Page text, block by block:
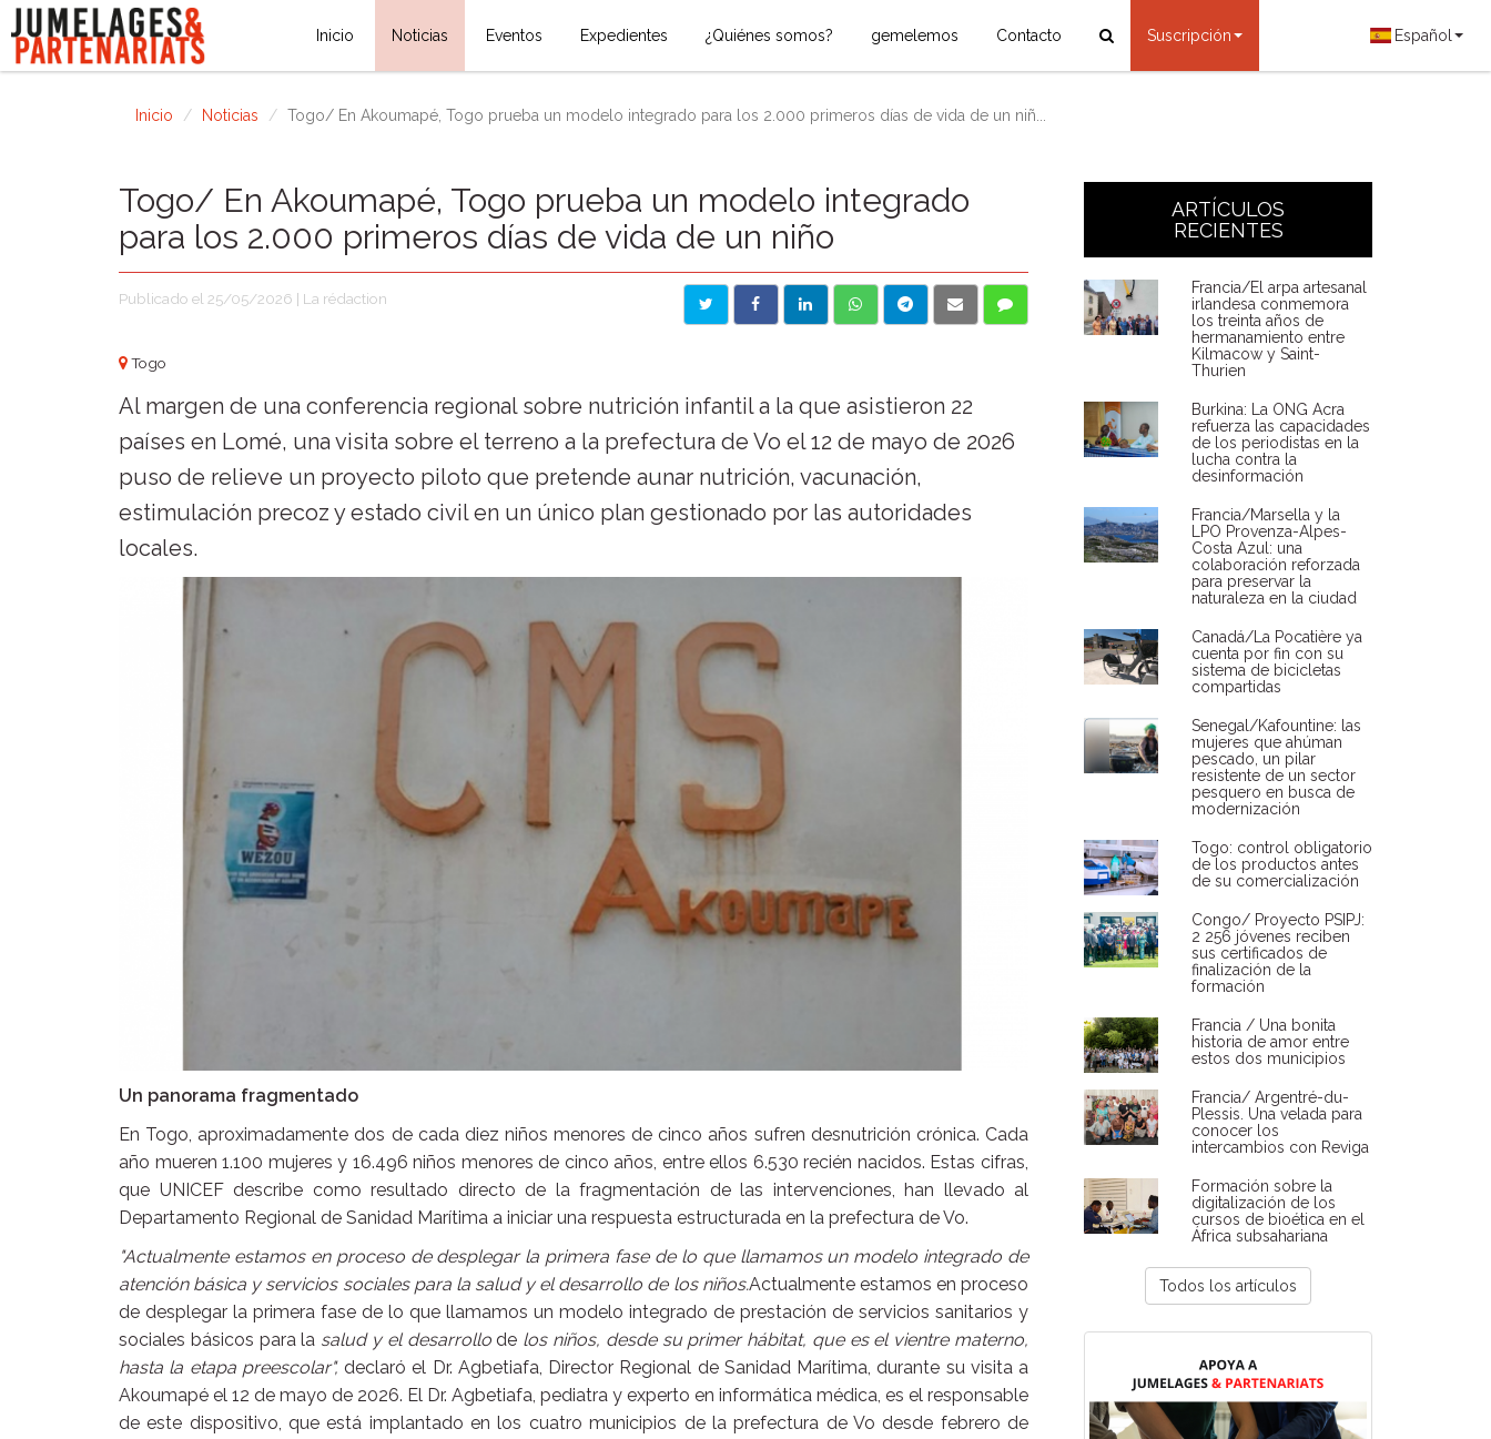
Inicio Noticias Eventos Expedientes ¿Quiénes somos? gemelemos Contacto Suscripción Español
Inicio Noticias Togo/ En Akoumapé, Togo prueba un modelo integrado para los 2.000 primeros días de vida de un niñ...
Togo/ En Akoumapé, Togo prueba un modelo integrado
para los 2.000 primeros días de vida de un niño
Publicado el 25/05/2026 | La rédaction
Togo
Al margen de una conferencia regional sobre nutrición infantil a la que asistieron 22
países en Lomé, una visita sobre el terreno a la prefectura de Vo el 12 de mayo de 2026
puso de relieve un proyecto piloto que pretende aunar nutrición, vacunación,
estimulación precoz y estado civil en un único plan gestionado por las autoridades
locales.
Un panorama fragmentado
En Togo, aproximadamente dos de cada diez niños menores de cinco años sufren desnutrición crónica. Cada
año mueren 1.100 mujeres y 16.496 niños menores de cinco años, entre ellos 6.530 recién nacidos. Estas cifras,
que UNICEF describe como resultado directo de la fragmentación de las intervenciones, han llevado al
Departamento Regional de Sanidad Marítima a iniciar una respuesta estructurada en la prefectura de Vo.
"Actualmente estamos en proceso de desplegar la primera fase de lo que llamamos un modelo integrado de
atención básica y servicios sociales para la salud y el desarrollo de los niños.Actualmente estamos en proceso
de desplegar la primera fase de lo que llamamos un modelo integrado de prestación de servicios sanitarios y
sociales básicos para la salud y el desarrollode los niños, desde su primer hábitat, que es el vientre materno,
hasta la etapa preescolar",declaró el Dr. Agbetiafa, Director Regional de Sanidad Marítima, durante su visita a
Akoumapé el 12 de mayo de 2026. El Dr. Agbetiafa, pediatra y experto en informática médica, es el responsable
de este dispositivo, que está implantado en los cuatro municipios de la prefectura de Vo desde febrero de
ARTÍCULOS
RECIENTES
Francia/El arpa artesanal
irlandesa conmemora
los treinta años de
hermanamiento entre
Kilmacow y Saint-
Thurien
Burkina: La ONG Acra
refuerza las capacidades
de los periodistas en la
lucha contra la
desinformación
Francia/Marsella y la
LPO Provenza-Alpes-
Costa Azul: una
colaboración reforzada
para preservar la
naturaleza en la ciudad
Canadá/La Pocatière ya
cuenta por fin con su
sistema de bicicletas
compartidas
Senegal/Kafountine: las
mujeres que ahúman
pescado, un pilar
resistente de un sector
pesquero en busca de
modernización
Togo: control obligatorio
de los productos antes
de su comercialización
Congo/ Proyecto PSIPJ:
2 256 jóvenes reciben
sus certificados de
finalización de la
formación
Francia / Una bonita
historia de amor entre
estos dos municipios
Francia/ Argentré-du-
Plessis. Una velada para
conocer los
intercambios con Reviga
Formación sobre la
digitalización de los
cursos de bioética en el
África subsahariana
Todos los artículos